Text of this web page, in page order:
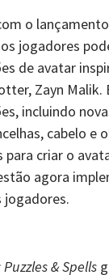
o
jogadores
de avatar
Zayn Malik.
incluindo
cabelo e
para criar o
agora
jogadores.
& Spells